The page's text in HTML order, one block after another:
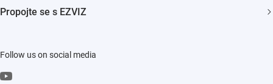
EZVIZ CSR
Propojte se s EZVIZ
CloudPlay
Follow us on social media